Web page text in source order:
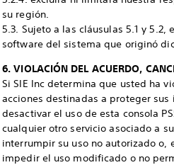
su región.
5.3. Sujeto a las cláusulas 5.1 y
software del sistema que originó
6. VIOLACIÓN DEL ACUERDO,
Si SIE Inc determina que usted ha
acciones destinadas a proteger
desactivar el uso de esta consola
cualquier otro servicio asociado a
interrumpir su uso no autorizado o,
impedir el uso modificado o no